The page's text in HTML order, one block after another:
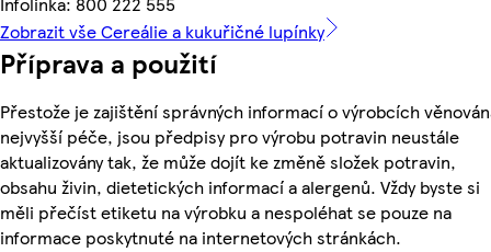
Zobrazit vše Cereálie a kukuřičné lupínky
Příprava a použití
Přestože je zajištění správných informací o výrobcích
nejvyšší péče, jsou předpisy pro výrobu potravin neustále
aktualizovány tak, že může dojít ke změně složek potravin,
obsahu živin, dietetických informací a alergenů. Vždy byste si
měli přečíst etiketu na výrobku a nespoléhat se pouze na
informace poskytnuté na internetových stránkách.